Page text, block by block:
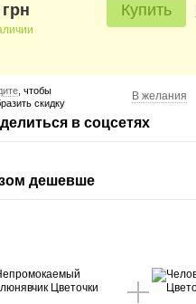
Купить
, чтобы
скидку
В желания
в соцсетях
дешевше